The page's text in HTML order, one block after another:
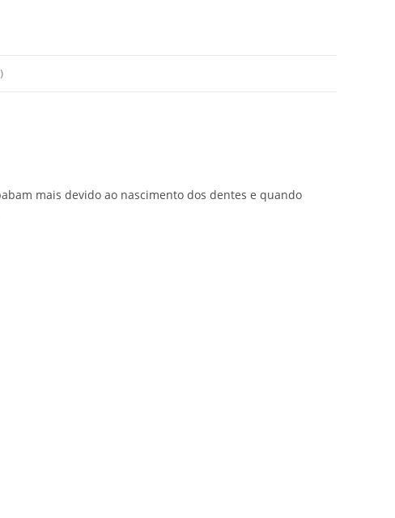
mais devido ao nascimento dos dentes e quando